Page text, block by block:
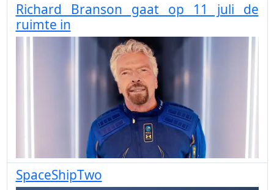
Richard Branson gaat op 11 juli de
ruimte in
SpaceShipTwo